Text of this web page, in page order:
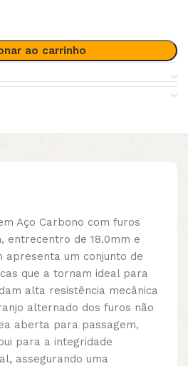
ao carrinho
Aço Carbono com furos
entrecentro de 18.0mm e
apresenta um conjunto de
que a tornam ideal para
alta resistência mecânica
alternado dos furos não
aberta para passagem,
para a integridade
assegurando uma